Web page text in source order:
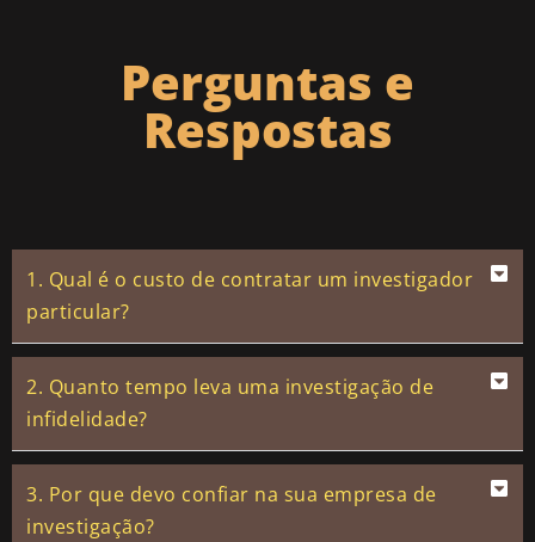
Perguntas e
Respostas
1. Qual é o custo de contratar um investigador
particular?
2. Quanto tempo leva uma investigação de
infidelidade?
3. Por que devo confiar na sua empresa de
investigação?